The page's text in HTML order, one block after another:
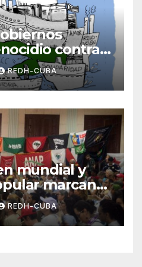
contra
López
REDH-CUBA
mundial y
marcan
Asamblea
ALBA
Cuba
REDH-CUBA